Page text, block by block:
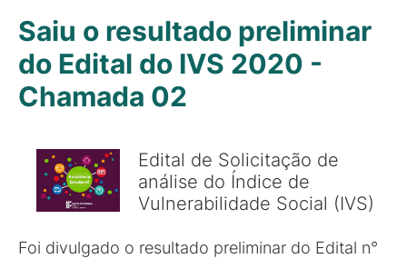
Saiu o resultado preliminar
do Edital do IVS 2020 -
Chamada 02
Edital de Solicitação de
análise do Índice de
Vulnerabilidade Social (IVS)
Foi divulgado o resultado preliminar do Edital n°